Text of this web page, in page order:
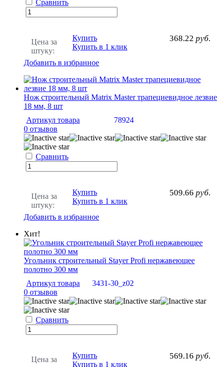
Сравнить
Цена за
штуку:
368.22 руб.
Купить
Купить в 1 клик
Добавить в избранное
Нож строительный Matrix Master трапециевидное лезвие
18 мм, 8 шт
Артикул товара
78924
0 отзывов
Сравнить
Цена за
штуку:
509.66 руб.
Купить
Купить в 1 клик
Добавить в избранное
Хит!
Угольник строительный Stayer Profi нержавеющее
полотно 300 мм
Артикул товара
3431-30_z02
0 отзывов
Сравнить
Цена за
569.16 руб.
Купить
Купить в 1 клик